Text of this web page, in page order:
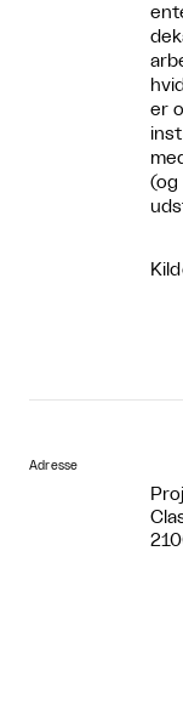
er
(og
Adresse